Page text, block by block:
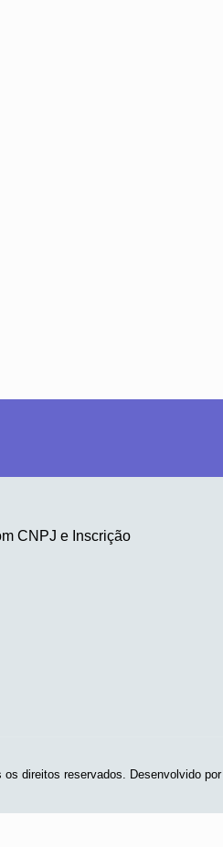
CNPJ e Inscrição
direitos reservados. Desenvolvido por